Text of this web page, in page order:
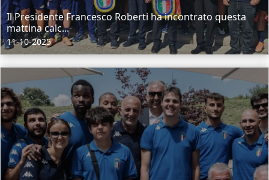
Il Presidente Francesco Roberti ha incontrato questa
mattina calc...
11-10-2025